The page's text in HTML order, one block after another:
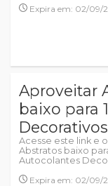
Expira em: 02/09/
Aproveitar
baixo para
Decorativos
Acesse este link e
Abstratos baixo
Autocolantes
Expira em: 02/09/